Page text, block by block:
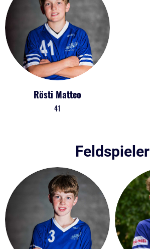
Rösti Matteo
41
Feldspieler